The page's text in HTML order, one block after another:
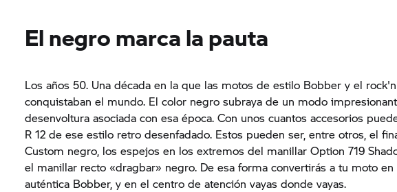
El negro marca la pauta
Los años 50. Una década en la que las motos de estilo Bobber y el
conquistaban el mundo. El color negro subraya de un modo
desenvoltura asociada con esa época. Con unos cuantos accesorios
R 12 de ese estilo retro desenfadado. Estos pueden ser, entre otros, el
Custom negro, los espejos en los extremos del manillar Option 719
el manillar recto «dragbar» negro. De esa forma convertirás a tu moto en
auténtica Bobber, y en el centro de atención vayas donde vayas.